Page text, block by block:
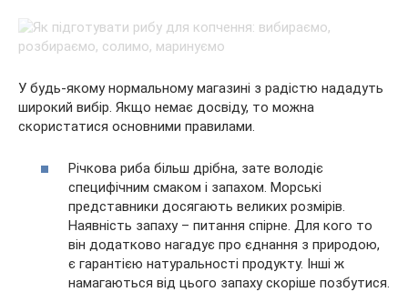
У будь-якому нормальному магазині з радістю нададуть
широкий вибір. Якщо немає досвіду, то можна
скористатися основними правилами.
Річкова риба більш дрібна, зате володіє
специфічним смаком і запахом. Морські
представники досягають великих розмірів.
Наявність запаху – питання спірне. Для кого то
він додатково нагадує про єднання з природою,
є гарантією натуральності продукту. Інші ж
намагаються від цього запаху скоріше позбутися.